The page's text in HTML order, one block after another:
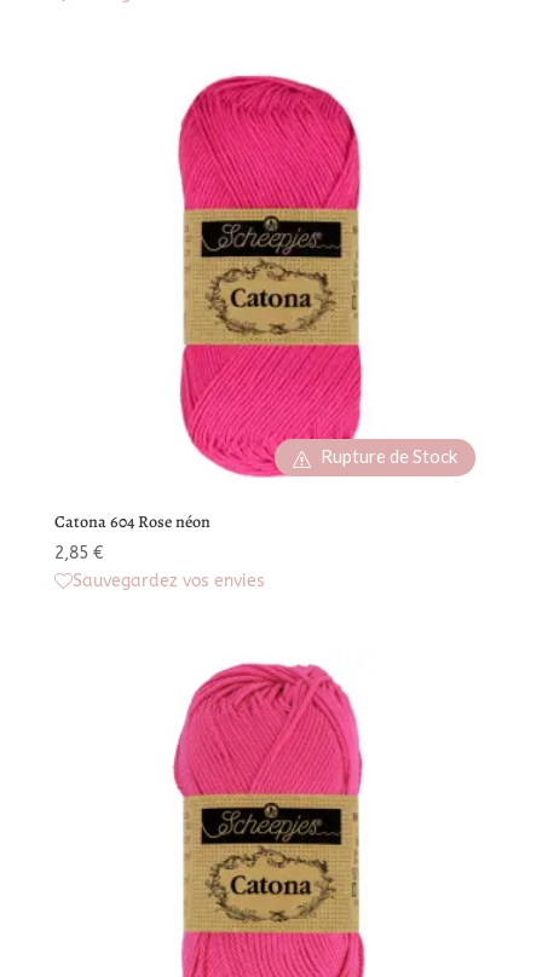
Rupture de Stock
Catona 604 Rose néon
2,85 €
Sauvegardez vos envies